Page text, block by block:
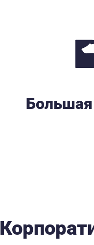
Большая